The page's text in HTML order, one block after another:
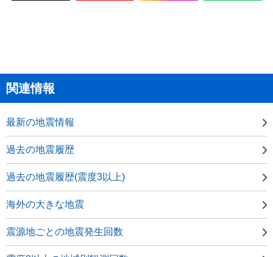
関連情報
最新の地震情報
過去の地震履歴
過去の地震履歴(震度3以上)
海外の大きな地震
震源地ごとの地震発生回数